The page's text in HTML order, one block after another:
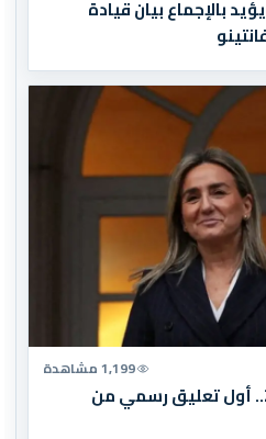
بالإجماع بيان قيادة
1,199 مشاهدة
جدل نهائي مونديال 2030.. أول تعليق رسمي من